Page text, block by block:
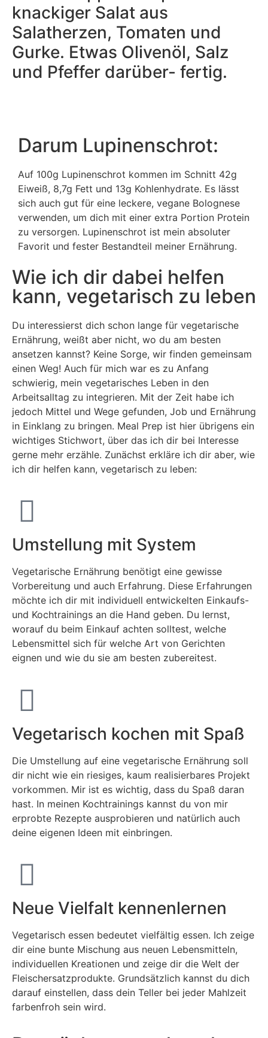
knackiger Salat aus
Salatherzen, Tomaten und
Gurke. Etwas Olivenöl, Salz
und Pfeffer darüber- fertig.
Darum Lupinenschrot:
Auf 100g Lupinenschrot kommen im Schnitt 42g
Eiweiß, 8,7g Fett und 13g Kohlenhydrate. Es lässt
sich auch gut für eine leckere, vegane Bolognese
verwenden, um dich mit einer extra Portion Protein
zu versorgen. Lupinenschrot ist mein absoluter
Favorit und fester Bestandteil meiner Ernährung.
Wie ich dir dabei helfen
kann, vegetarisch zu leben
Du interessierst dich schon lange für vegetarische
Ernährung, weißt aber nicht, wo du am besten
ansetzen kannst? Keine Sorge, wir finden gemeinsam
einen Weg! Auch für mich war es zu Anfang
schwierig, mein vegetarisches Leben in den
Arbeitsalltag zu integrieren. Mit der Zeit habe ich
jedoch Mittel und Wege gefunden, Job und Ernährung
in Einklang zu bringen. Meal Prep ist hier übrigens ein
wichtiges Stichwort, über das ich dir bei Interesse
gerne mehr erzähle. Zunächst erkläre ich dir aber, wie
ich dir helfen kann, vegetarisch zu leben:
Umstellung mit System
Vegetarische Ernährung benötigt eine gewisse
Vorbereitung und auch Erfahrung. Diese Erfahrungen
möchte ich dir mit individuell entwickelten Einkaufs-
und Kochtrainings an die Hand geben. Du lernst,
worauf du beim Einkauf achten solltest, welche
Lebensmittel sich für welche Art von Gerichten
eignen und wie du sie am besten zubereitest.
Vegetarisch kochen mit Spaß
Die Umstellung auf eine vegetarische Ernährung soll
dir nicht wie ein riesiges, kaum realisierbares Projekt
vorkommen. Mir ist es wichtig, dass du Spaß daran
hast. In meinen Kochtrainings kannst du von mir
erprobte Rezepte ausprobieren und natürlich auch
deine eigenen Ideen mit einbringen.
Neue Vielfalt kennenlernen
Vegetarisch essen bedeutet vielfältig essen. Ich zeige
dir eine bunte Mischung aus neuen Lebensmitteln,
individuellen Kreationen und zeige dir die Welt der
Fleischersatzprodukte. Grundsätzlich kannst du dich
darauf einstellen, dass dein Teller bei jeder Mahlzeit
farbenfroh sein wird.